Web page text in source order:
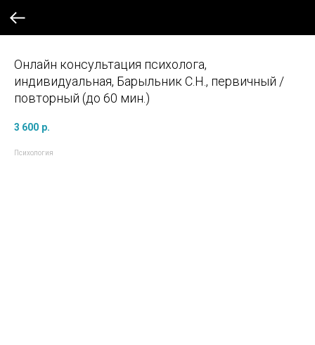
Онлайн консультация психолога,
индивидуальная, Барыльник С.Н., первичный /
повторный (до 60 мин.)
3 600 р.
Психология